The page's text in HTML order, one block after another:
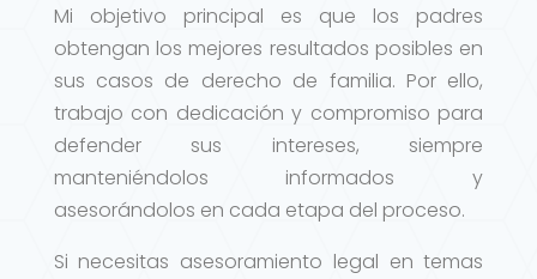
Mi objetivo principal es que los padres
obtengan los mejores resultados posibles en
sus casos de derecho de familia. Por ello,
trabajo con dedicación y compromiso para
defender sus intereses, siempre
manteniéndolos informados y
asesorándolos en cada etapa del proceso.
Si necesitas asesoramiento legal en temas